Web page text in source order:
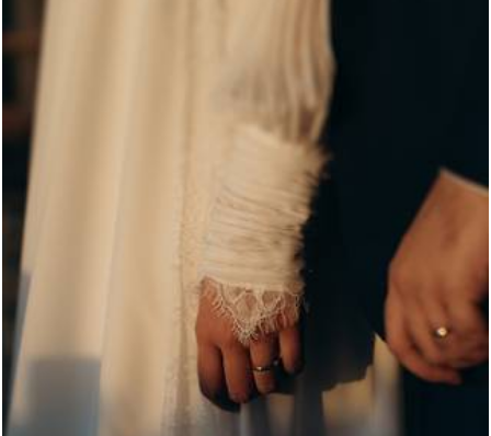
322 0